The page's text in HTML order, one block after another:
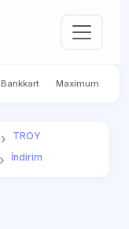
Bankkart Maximum
TROY
İndirim